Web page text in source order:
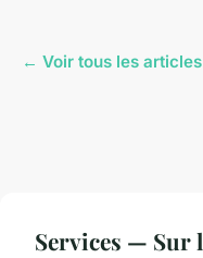
← Voir tous les
Services — Sur